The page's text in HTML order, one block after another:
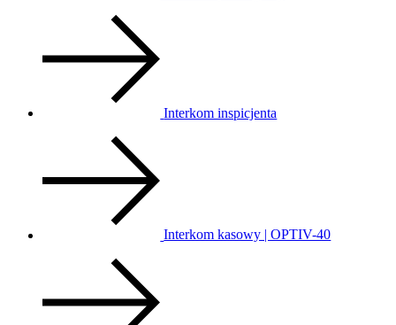
Interkom inspicjenta
Interkom kasowy | OPTIV-40